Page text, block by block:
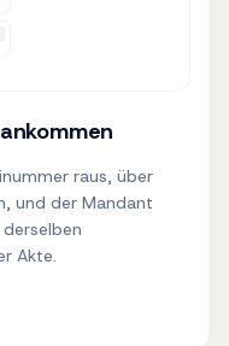
raus, über
und der Mandant
Akte.